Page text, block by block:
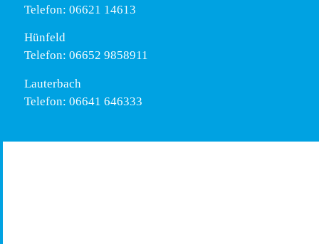
Telefon: 06621 14613
Hünfeld
Telefon: 06652 9858911
Lauterbach
Telefon: 06641 646333